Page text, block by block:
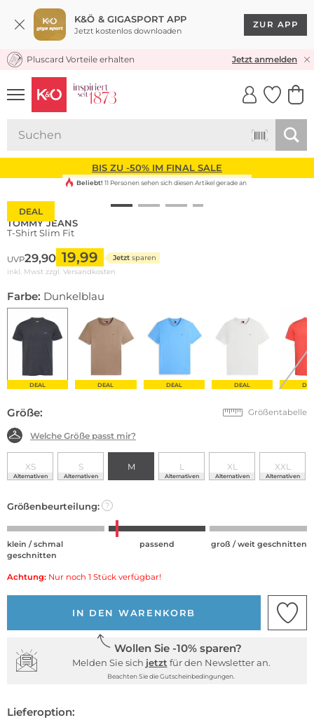
K&Ö & GIGASPORT APP
Jetzt kostenlos downloaden
ZUR APP
KOSTENLOSER VERSAND* & RÜCKVERSAND
Pluscard Vorteile erhalten Jetzt anmelden
UNSERE APP
CLICK &
BIS ZU -50% IM FINAL SALE
DEAL
Beliebt! 11 Personen sehen sich diesen Artikel gerade an
TOMMY JEANS
T-Shirt Slim Fit
UVP29,90 19,99 Jetzt sparen
inkl. Mwst zzgl. Versandkosten
Farbe: Dunkelblau
DEAL DEAL DEAL DEAL
Größe: Größentabelle
Welche Größe passt mir?
XS
Alternativen
S
Alternativen
M L
Alternativen
XL
Alternativen
XXL
Alternativen
Größenbeurteilung: ?
klein / schmal
geschnitten
passend groß / weit geschnitten
Achtung: Nur noch 1 Stück verfügbar!
IN DEN WARENKORB
Wollen Sie -10% sparen?
Melden Sie sich jetzt für den Newsletter an.
Beachten Sie die Gutscheinbedingungen.
Lieferoption: